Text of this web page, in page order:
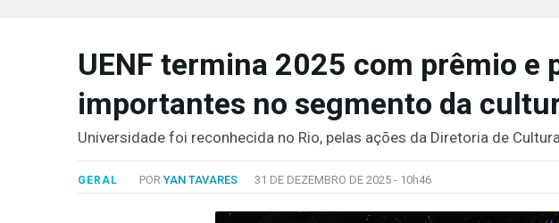
UENF termina 2025 com prêmio e
importantes no segmento da
Universidade foi reconhecida no Rio, pelas ações da Diretoria de
GERAL POR YAN TAVARES 31 DE DEZEMBRO DE 2025 - 10h46